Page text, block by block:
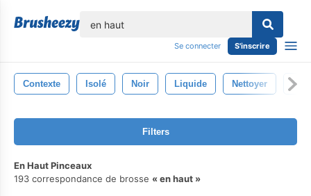
Se connecter S'inscrire
Contexte Isolé Noir Liquide Nettoyer
Filters
En Haut Pinceaux
193 correspondance de brosse
en haut